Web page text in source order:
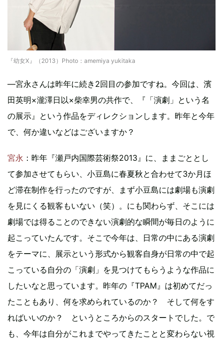
『幼女X』（2013）Photo：amemiya yukitaka
―宮永さんは昨年に続き2回目の参加ですね。今回は、濱
田英明×瀧澤日以×柴幸男の共作で、『「演劇」という名
の展示』という作品をディレクションします。昨年と今年
で、何か違いなどはございますか？
宮永 ：昨年『瀬戸内国際芸術祭2013』に、ままごととし
て参加させてもらい、小豆島に春夏秋と合わせて3か月ほ
ど滞在制作を行ったのですが、まず小豆島には劇場も演劇
を見にくる観客もいない（笑）。にも関わらず、そこには
劇場では得ることのできない演劇的な瞬間が毎日のように
起こっていたんです。そこで今年は、日常の中にある演劇
をテーマに、展示という形式から観客自身が日常の中で起
こっている自分の「演劇」を見つけてもらうような作品に
したいなと思っています。昨年の『TPAM』は初めてだっ
たこともあり、何を求められているのか？ そして何をす
ればいいのか？ というところからのスタートでした。で
も、今年は自分がこれまでやってきたことと変わらない視